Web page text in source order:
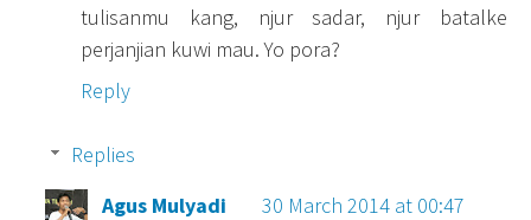
tulisanmu kang, njur sadar, njur batalke
perjanjian kuwi mau. Yo pora?
Reply
Replies
Agus Mulyadi
30 March 2014 at 00:47